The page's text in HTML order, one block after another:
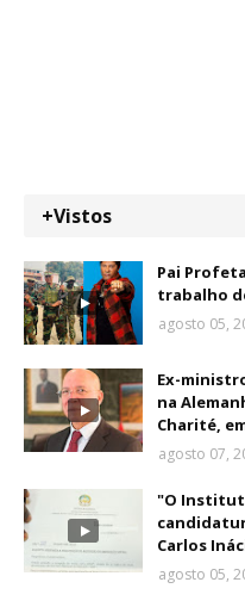
+Vistos
Pai
trabalho
agosto 05,
Ex-
na
Charité,
agosto 07,
"O
Carlos
agosto 05,